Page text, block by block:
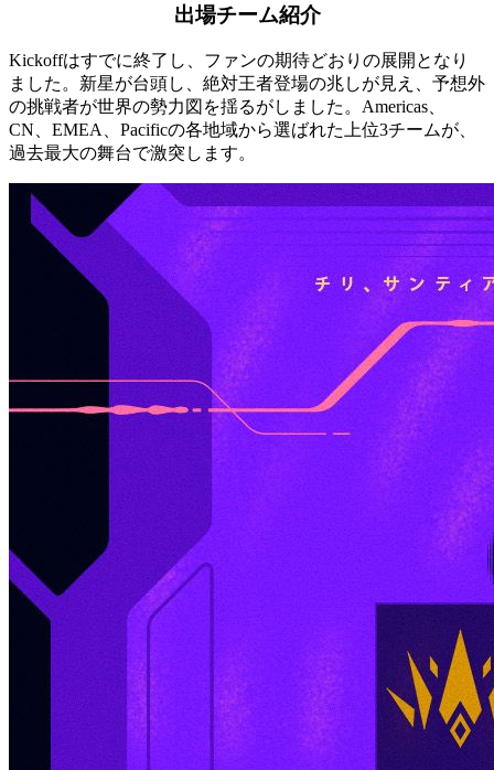
出場チーム紹介
Kickoffはすでに終了し、ファンの期待どおりの展開となり
ました。新星が台頭し、絶対王者登場の兆しが見え、予想外
の挑戦者が世界の勢力図を揺るがしました。Americas、
CN、EMEA、Pacificの各地域から選ばれた上位3チームが、
過去最大の舞台で激突します。